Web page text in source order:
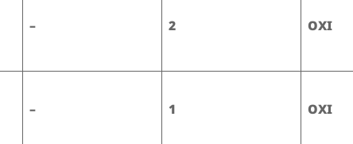
– 2 ΟΧΙ
– 1 OXI